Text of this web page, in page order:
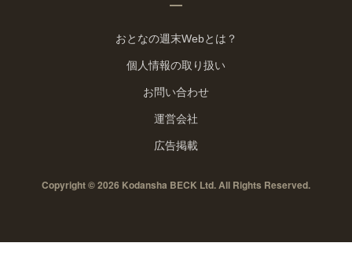
おとなの週末Webとは？
個人情報の取り扱い
お問い合わせ
運営会社
広告掲載
Copyright © 2026 Kodansha BECK Ltd. All Rights Reserved.